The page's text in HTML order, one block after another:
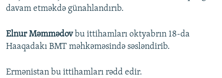
davam etməkdə günahlandırıb.
Elnur Məmmədovbu ittihamları oktyabrın 18-da
Haaqadakı BMT məhkəməsində səsləndirib.
Ermənistan bu ittihamları rədd edir.